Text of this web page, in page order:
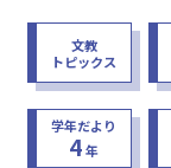
文教
トピックス
学年だより
4年